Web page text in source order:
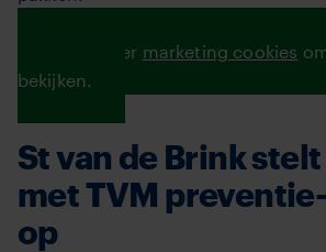
Accepteer marketing cookies
bekijken.
St van de Brink
met TVM
op